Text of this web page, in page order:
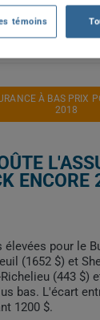
2022 2023
À BAS PRIX
2018
ENCORE
élevées pour le
(1652 $) et
(443 $)
bas. L'écart
1200 $.
témoins